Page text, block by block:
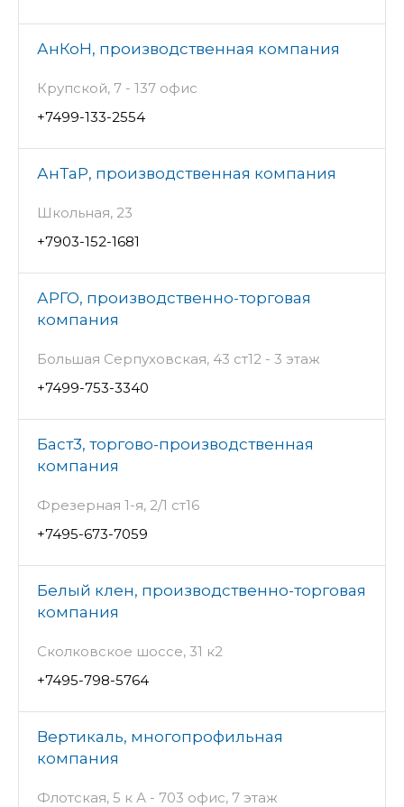
АнКоН, производственная компания
Крупской, 7 - 137 офис
+7499-133-2554
АнТаР, производственная компания
Школьная, 23
+7903-152-1681
АРГО, производственно-торговая
компания
Большая Серпуховская, 43 ст12 - 3 этаж
+7499-753-3340
Баст3, торгово-производственная
компания
Фрезерная 1-я, 2/1 ст16
+7495-673-7059
Белый клен, производственно-торговая
компания
Сколковское шоссе, 31 к2
+7495-798-5764
Вертикаль, многопрофильная
компания
Флотская, 5 к А - 703 офис, 7 этаж